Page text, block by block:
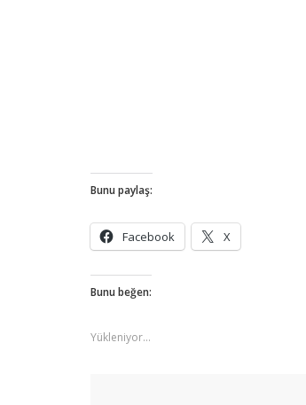
Bunu paylaş:
Facebook X
Bunu beğen:
Yükleniyor...